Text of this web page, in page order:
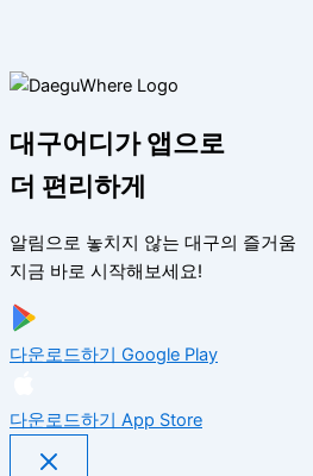
대구어디가 앱으로
더 편리하게
알림으로 놓치지 않는 대구의 즐거움
지금 바로 시작해보세요!
다운로드하기 Google Play
다운로드하기 App Store